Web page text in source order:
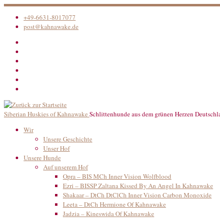
Zum
Inhalt
springen
+49-6631-8017077
post@kahnawake.de
Siberian Huskies of Kahnawake Schlittenhunde aus dem grünen Herzen
Wir
Unsere Geschichte
Unser Hof
Unsere Hunde
Auf unserem Hof
Opra – BIS MCh Inner Vision Wolfblood
Ezri – BISSP Zaltana Kissed By An Angel In Kahnawake
Shakaar – DtCh DtClCh Inner Vision Carbon Monoxide
Leeta – DtCh Hermione Of Kahnawake
Jadzia – Kineswida Of Kahnawake